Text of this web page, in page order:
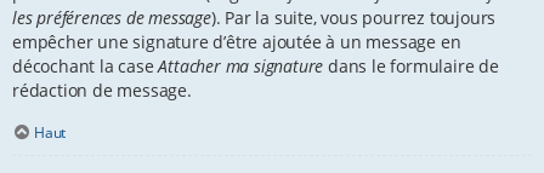
les préférences de message). Par la suite, vous pourrez toujours
empêcher une signature d’être ajoutée à un message en
décochant la caseAttacher ma signature dans le formulaire de
rédaction de message.
Haut